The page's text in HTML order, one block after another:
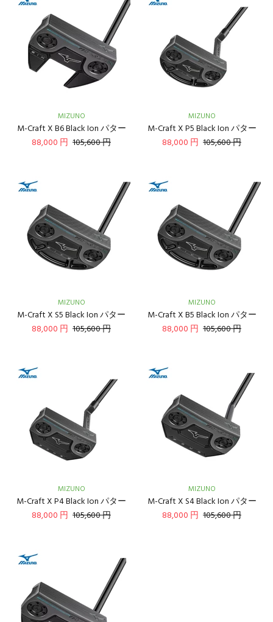
MIZUNO
M-Craft X B6 Black Ion パター
88,000 円 105,600 円
MIZUNO
M-Craft X P5 Black Ion パター
88,000 円 105,600 円
MIZUNO
M-Craft X S5 Black Ion パター
88,000 円 105,600 円
MIZUNO
M-Craft X B5 Black Ion パター
88,000 円 105,600 円
MIZUNO
M-Craft X P4 Black Ion パター
88,000 円 105,600 円
MIZUNO
M-Craft X S4 Black Ion パター
88,000 円 105,600 円